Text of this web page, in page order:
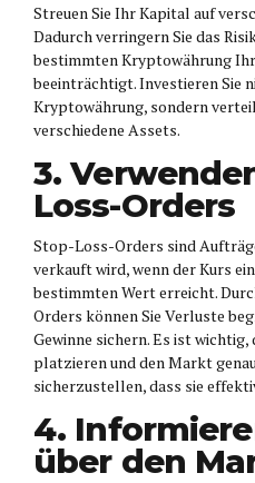
Streuen Sie Ihr Kapital auf
Dadurch verringern Sie das
bestimmten Kryptowährung
beeinträchtigt. Investieren Sie
Kryptowährung, sondern
verschiedene Assets.
3.
Loss-Orders
Stop-Loss-Orders sind
verkauft wird, wenn der Kurs
bestimmten Wert erreicht.
Orders können Sie Verluste
Gewinne sichern. Es ist
platzieren und den Markt
sicherzustellen, dass sie
4.
über den